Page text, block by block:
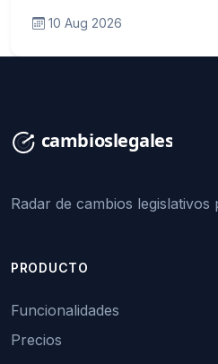
10 Aug 2026
Radar de cambios legislativos
PRODUCTO
Funcionalidades
Precios